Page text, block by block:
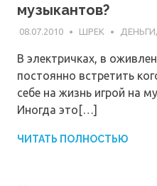
музыкантов?
08.07.2010 ШРЕК
В электричках, в
постоянно встретить
себе на жизнь игрой на
Иногда это[…]
ЧИТАТЬ ПОЛНОСТЬЮ